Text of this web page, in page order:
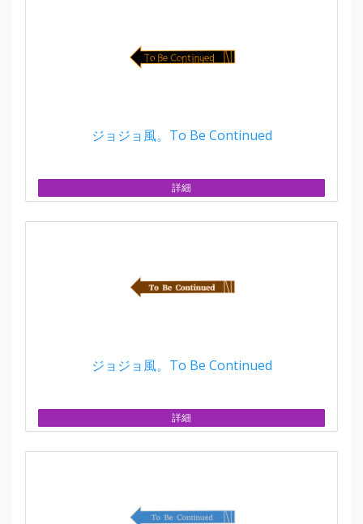
ジョジョ風。To Be Continued
詳細
ジョジョ風。To Be Continued
詳細